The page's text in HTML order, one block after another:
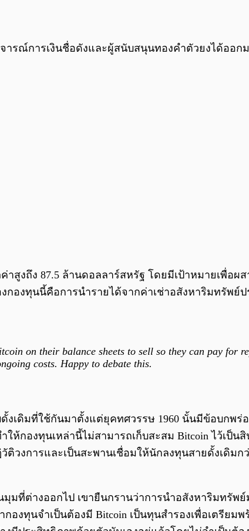
ารณ์การเงินชื่อดังและผู้สนับสนุนทองคำตัวยงได้ออก
ลค่าสูงถึง 87.5 ล้านดอลลาร์สหรัฐ โดยมีเป้าหมายเพื่อ
องทุนนี้คือการนำรายได้จากค่าเช่าอสังหาริมทรัพย์ป
on their balance sheets to sell so they can pay for
costs. Happy to debate this.
งเดิมที่ใช้กันมาตั้งแต่ยุคทศวรรษ 1960 นั้นมีข้อบกพร่
ห้กองทุนเหล่านี้ไม่สามารถเก็บสะสม Bitcoin ไว้เป็น
วงการและเป็นสะพานเชื่อมให้นักลงทุนสายดั้งเดิมก
มที่ต่างออกไป เขายืนกรานว่าการนำอสังหาริมทรัพ
องทุนจำเป็นต้องมี Bitcoin เป็นทุนสำรองเพื่อเตรีย